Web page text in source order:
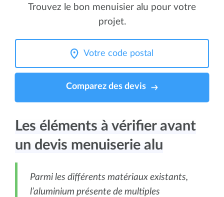
Trouvez le bon menuisier alu pour votre
projet.
Comparez des devis
Les éléments à vérifier avant
un devis menuiserie alu
Parmi les différents matériaux existants,
l’aluminium présente de multiples